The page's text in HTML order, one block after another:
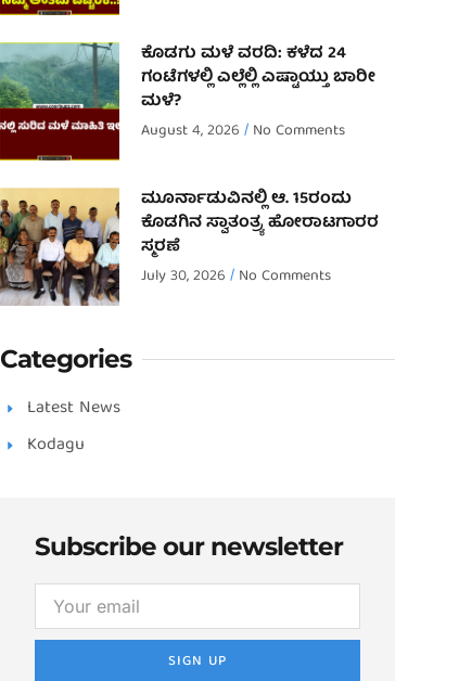
ಕೊಡಗು ಮಳೆ ವರದಿ: ಕಳೆದ 24
ಗಂಟೆಗಳಲ್ಲಿ ಎಲ್ಲೆಲ್ಲಿ ಎಷ್ಟಾಯ್ತು ಬಾರೀ
ಮಳೆ?
August 4, 2026 No Comments
ಮೂರ್ನಾಡುವಿನಲ್ಲಿ ಆ. 15ರಂದು
ಕೊಡಗಿನ ಸ್ವಾತಂತ್ರ್ಯ ಹೋರಾಟಗಾರರ
ಸ್ಮರಣೆ
July 30, 2026 No Comments
Categories
Latest News
Kodagu
Subscribe our newsletter
SIGN UP